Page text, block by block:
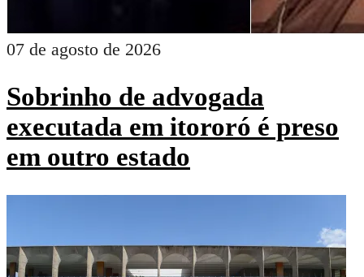
07 de agosto de 2026
Sobrinho de advogada
executada em itororó é preso
em outro estado